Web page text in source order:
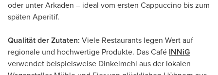
oder unter Arkaden – ideal vom ersten Cappuccino bis zum
späten Aperitif.
Qualität der Zutaten: Viele Restaurants legen Wert auf
regionale und hochwertige Produkte. Das Café INNiG
verwendet beispielsweise Dinkelmehl aus der lokalen